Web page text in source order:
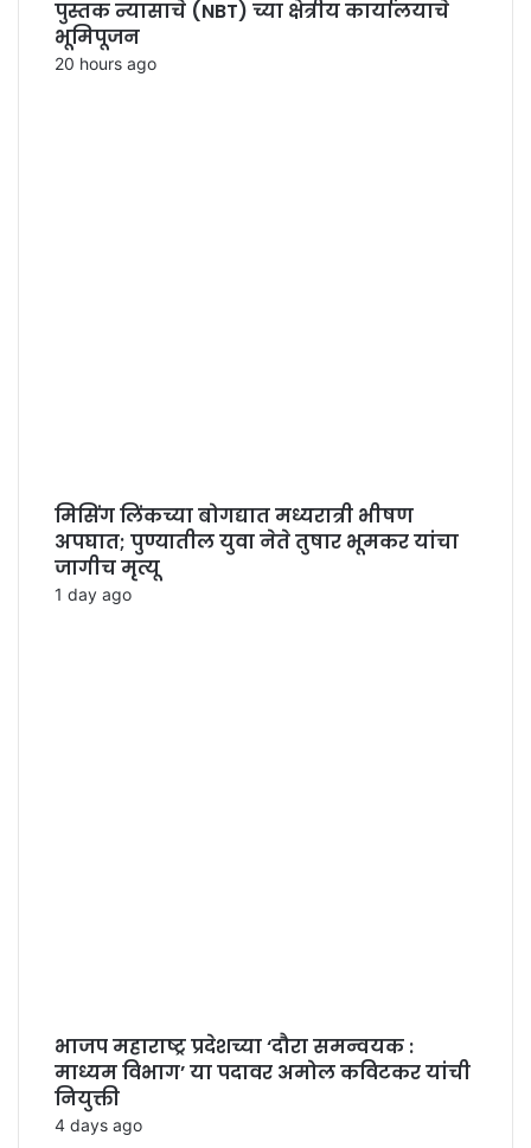
पुस्तक न्यासाचे (NBT) च्या क्षेत्रीय कार्यालयाचे
भूमिपूजन
20 hours ago
मिसिंग लिंकच्या बोगद्यात मध्यरात्री भीषण
अपघात; पुण्यातील युवा नेते तुषार भूमकर यांचा
जागीच मृत्यू
1 day ago
भाजप महाराष्ट्र प्रदेशच्या ‘दौरा समन्वयक :
माध्यम विभाग’ या पदावर अमोल कविटकर यांची
नियुक्ती
4 days ago